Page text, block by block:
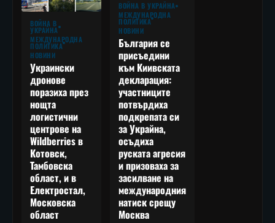
ВОЙНА В
УКРАЙНА
МЕЖДУНАРОДНА
ПОЛИТИКА
НОВИНИ
Украински
дронове
поразиха през
нощта
логистични
центрове на
Wildberries в
Котовск,
Тамбовска
област, и в
Електростал,
Московска
област
ВОЙНА В УКРАЙНА
МЕЖДУНАРОДНА
ПОЛИТИКА
НОВИНИ
България се
присъедини
към Киивската
декларация:
участниците
потвърдиха
подкрепата си
за Украйна,
осъдиха
руската агресия
и призоваха за
засилване на
международния
натиск срещу
Москва